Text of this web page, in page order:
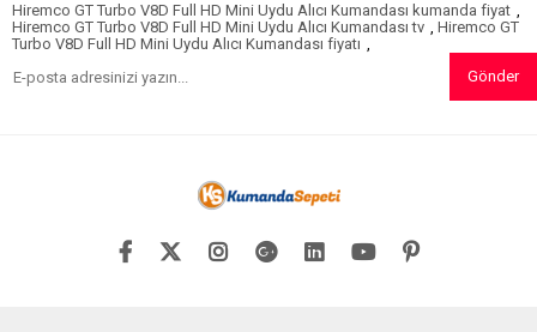
Hiremco GT Turbo V8D Full HD Mini Uydu Alıcı Kumandası kumanda fiyat ,
Hiremco GT Turbo V8D Full HD Mini Uydu Alıcı Kumandası tv , Hiremco GT
Turbo V8D Full HD Mini Uydu Alıcı Kumandası fiyatı ,
Gönder